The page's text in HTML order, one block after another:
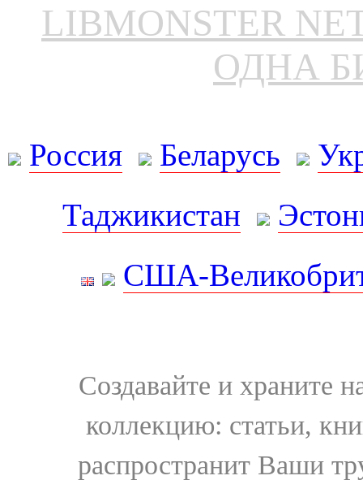
LIBMONSTER
ОДНА
Россия Беларусь
Таджикистан
США-
Создавайте и храните
коллекцию: статьи,
распространит Ваши